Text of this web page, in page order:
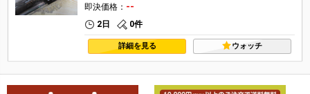
即決価格： --
2日 0件
詳細を見る ウォッチ